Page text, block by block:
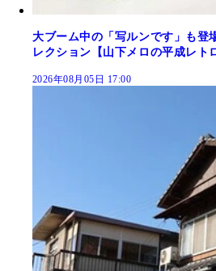
大ブーム中の「写ルンです」も
レクション【山下メロの平成レト
2026年08月05日 17:00